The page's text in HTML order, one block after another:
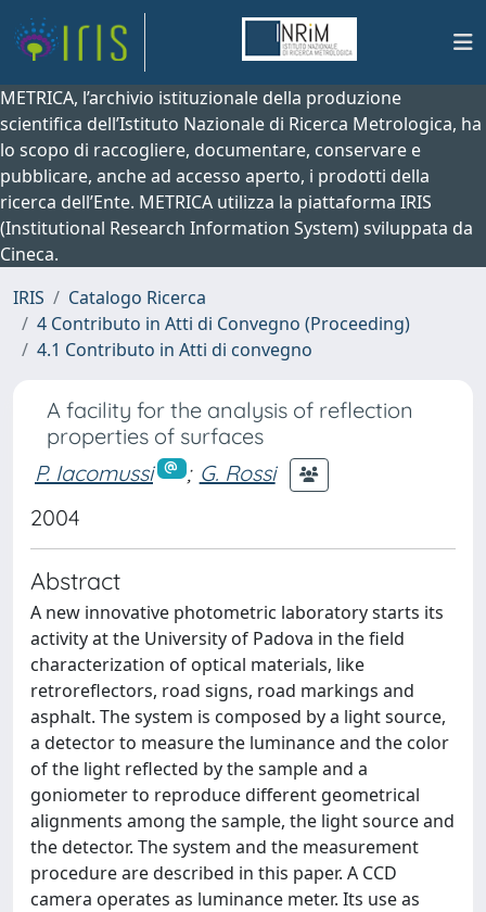
METRICA, l’archivio istituzionale della produzione
scientifica dell’Istituto Nazionale di Ricerca Metrologica, ha
lo scopo di raccogliere, documentare, conservare e
pubblicare, anche ad accesso aperto, i prodotti della
ricerca dell’Ente. METRICA utilizza la piattaforma IRIS
(Institutional Research Information System) sviluppata da
Cineca.
IRIS
Catalogo Ricerca
4 Contributo in Atti di Convegno (Proceeding)
4.1 Contributo in Atti di convegno
A facility for the analysis of reflection
properties of surfaces
P. Iacomussi
; G. Rossi
2004
Abstract
A new innovative photometric laboratory starts its
activity at the University of Padova in the field
characterization of optical materials, like
retroreflectors, road signs, road markings and
asphalt. The system is composed by a light source,
a detector to measure the luminance and the color
of the light reflected by the sample and a
goniometer to reproduce different geometrical
alignments among the sample, the light source and
the detector. The system and the measurement
procedure are described in this paper. A CCD
camera operates as luminance meter. Its use as